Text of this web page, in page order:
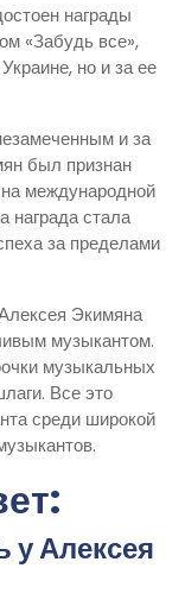
награды
«Забудь все»,
но и за ее
и за
был признан
международной
награда стала
за пределами
Экимяна
музыкантом.
музыкальных
Все это
среди широкой
у Алексея